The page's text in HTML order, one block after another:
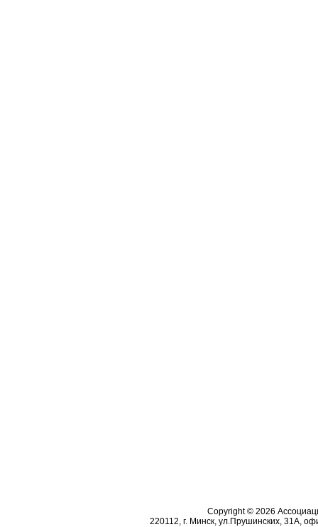
Copyright © 2026
220112, г. Минск, ул.Прушинских, 31А,